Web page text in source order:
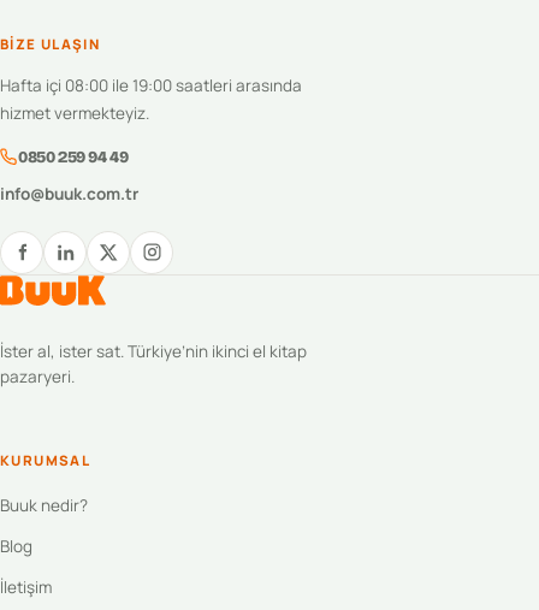
BIZE ULAŞIN
Hafta içi 08:00 ile 19:00 saatleri arasında
hizmet vermekteyiz.
0850 259 94 49
info@buuk.com.tr
İster al, ister sat. Türkiye’nin ikinci el kitap
pazaryeri.
KURUMSAL
Buuk nedir?
Blog
İletişim